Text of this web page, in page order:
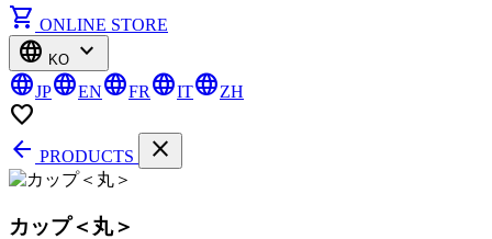
shopping_cart ONLINE STORE
language KO
expand_more
languageJPlanguageENlanguageFR languageITlanguageZH
favorite_border
arrow_back PRODUCTS close
カップ＜丸＞